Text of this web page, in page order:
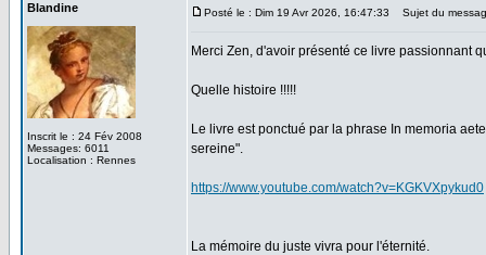
Blandine
Inscrit le : 24 Fév 2008
Messages: 6011
Localisation : Rennes
Posté le : Dim 19 Avr 2026, 16:47:33 Sujet du
Merci Zen, d'avoir présenté ce livre passionnant
Quelle histoire !!!!!
Le livre est ponctué par la phrase In memoria
sereine".
https://www.youtube.com/watch?v=KGKVXpykud0
La mémoire du juste vivra pour l'éternité.